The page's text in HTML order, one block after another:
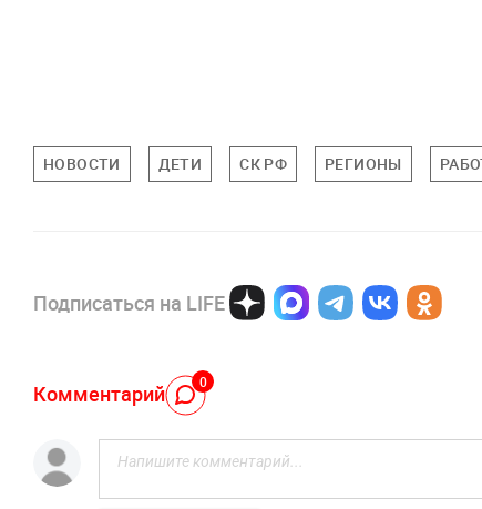
НОВОСТИ ДЕТИ СК РФ РЕГИОНЫ
Подписаться на LIFE
Комментарий 0